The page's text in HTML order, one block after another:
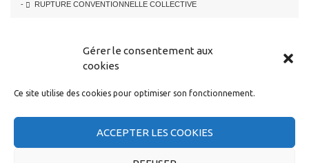
Gérer le consentement aux
cookies
Ce site utilise des cookies pour optimiser son fonctionnement.
ACCEPTER LES COOKIES
-
RUPTURE CONVENTIONNELLE COLLECTIVE
LIRE AUSSI...
- RCC, toutes les mauvaises idées
- Journal de la RCC – Episode 1- Négocier pour négocier